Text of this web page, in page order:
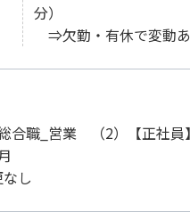
分）
⇒欠勤・有休で変動
総合職_営業 （2）【正社
し